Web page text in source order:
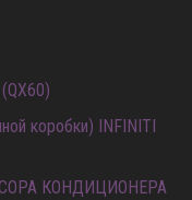
коробки) INFINITI
КОНДИЦИОНЕРА